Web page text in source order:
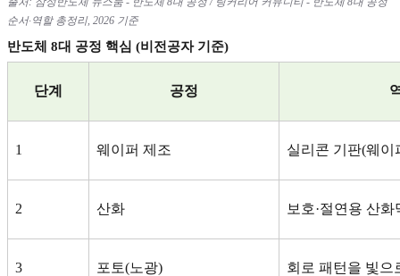
순서·역할 총정리, 2026 기준
반도체 8대 공정 핵심 (비전공자 기준)
단계 공정
1 웨이퍼 제조 실리콘 기판(웨이
2 산화 보호·절연용 산화
3 포토(노광) 회로 패턴을 빛으